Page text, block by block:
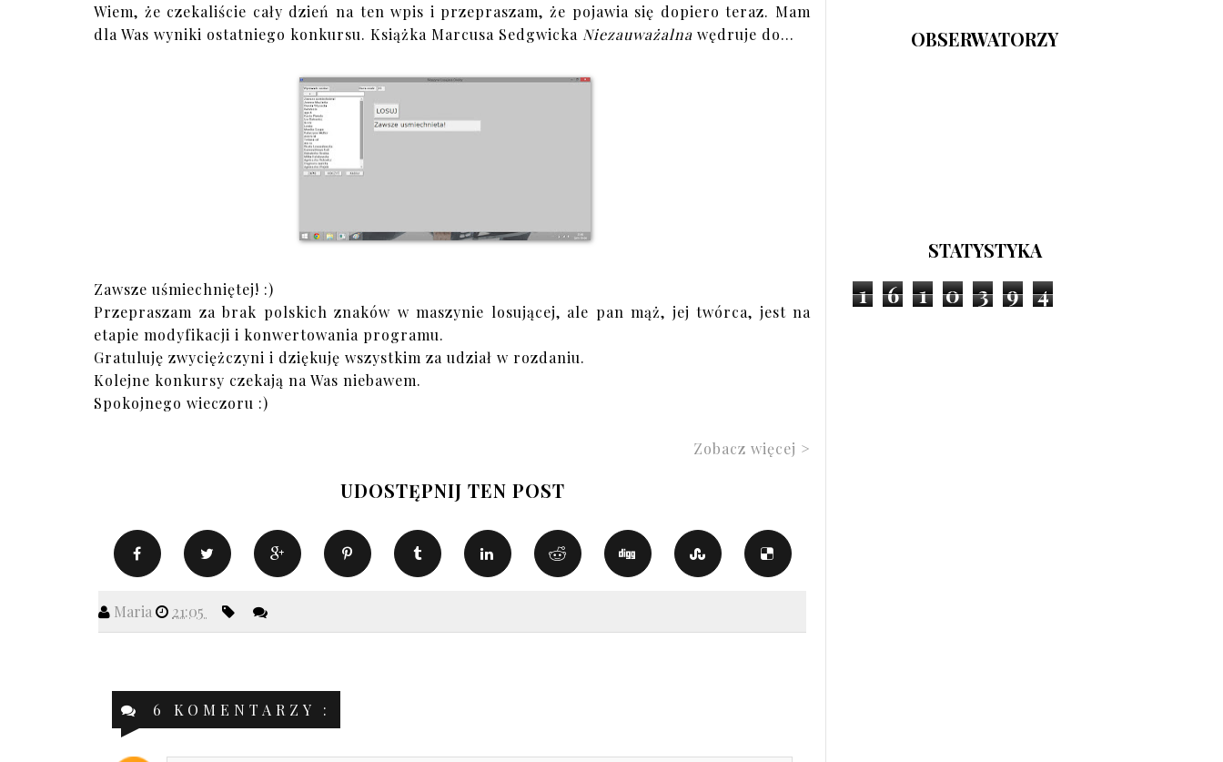
Wiem, że czekaliście cały dzień na ten wpis i przepraszam, że pojawia się dopiero teraz. Mam
dla Was wyniki ostatniego konkursu. Książka Marcusa Sedgwicka Niezauważalna wędruje do...
Zawsze uśmiechniętej! :)
Przepraszam za brak polskich znaków w maszynie losującej, ale pan mąż, jej twórca, jest na
etapie modyfikacji i konwertowania programu.
Gratuluję zwyciężczyni i dziękuję wszystkim za udział w rozdaniu.
Kolejne konkursy czekają na Was niebawem.
Spokojnego wieczoru :)
Zobacz więcej >
UDOSTĘPNIJ TEN POST
Maria 21:05
6 KOMENTARZY :
OBSERWATORZY
STATYSTYKA
1 6 1 0 3 9 4